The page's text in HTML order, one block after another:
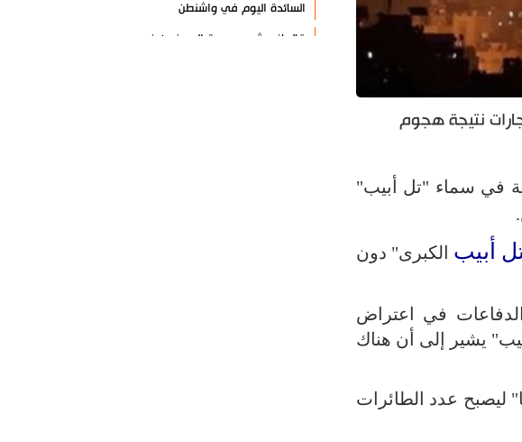
نتيجة هجوم
في سماء "تل أبيب"
أبيب الكبرى" دون
في اعتراض
يشير إلى أن هناك
ليصبح عدد الطائرات
السائدة اليوم في واشنطن
قاليباف يشيد بمهمة الصحفيين في